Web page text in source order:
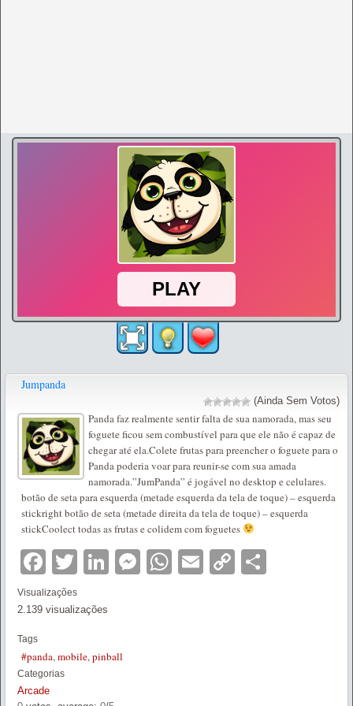
Jumpanda
(Ainda Sem Votos)
Panda faz realmente sentir falta de sua namorada, mas seu
foguete ficou sem combustível para que ele não é capaz de
chegar até ela.Colete frutas para preencher o foguete para o
Panda poderia voar para reunir-se com sua amada
namorada.”JumPanda” é jogável no desktop e celulares.
botão de seta para esquerda (metade esquerda da tela de toque) – esquerda
stickright botão de seta (metade direita da tela de toque) – esquerda
stickCoolect todas as frutas e colidem com foguetes
Facebook
TwitterLinkedIn
Messenger
WhatsApp
EmailCopy
Visualizações
2.139 visualizações
Tags
#panda,mobile,pinball
Categorias
Arcade